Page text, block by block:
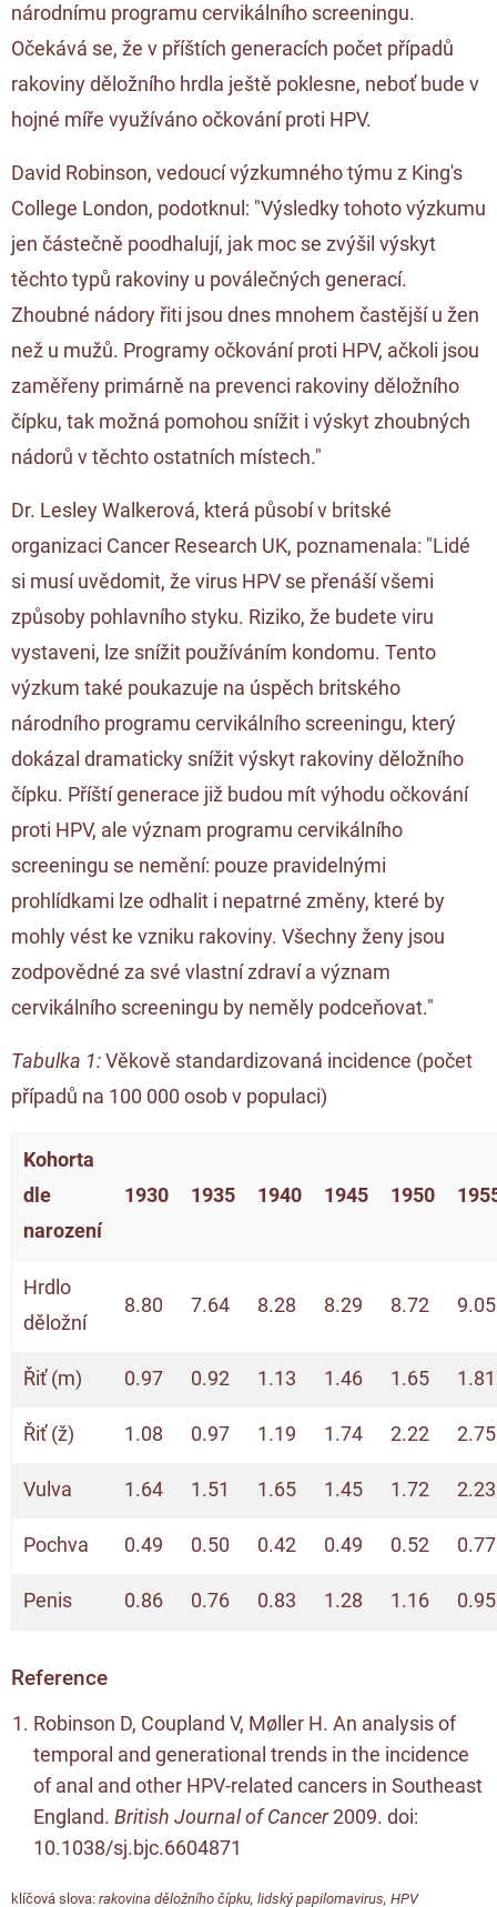
národnímu programu cervikálního screeningu.
Očekává se, že v příštích generacích počet případů
rakoviny děložního hrdla ještě poklesne, neboť bude v
hojné míře využíváno očkování proti HPV.
David Robinson, vedoucí výzkumného týmu z King's
College London, podotknul: "Výsledky tohoto výzkumu
jen částečně poodhalují, jak moc se zvýšil výskyt
těchto typů rakoviny u poválečných generací.
Zhoubné nádory řiti jsou dnes mnohem častější u žen
než u mužů. Programy očkování proti HPV, ačkoli jsou
zaměřeny primárně na prevenci rakoviny děložního
čípku, tak možná pomohou snížit i výskyt zhoubných
nádorů v těchto ostatních místech."
Dr. Lesley Walkerová, která působí v britské
organizaci Cancer Research UK, poznamenala: "Lidé
si musí uvědomit, že virus HPV se přenáší všemi
způsoby pohlavního styku. Riziko, že budete viru
vystaveni, lze snížit používáním kondomu. Tento
výzkum také poukazuje na úspěch britského
národního programu cervikálního screeningu, který
dokázal dramaticky snížit výskyt rakoviny děložního
čípku. Příští generace již budou mít výhodu očkování
proti HPV, ale význam programu cervikálního
screeningu se nemění: pouze pravidelnými
prohlídkami lze odhalit i nepatrné změny, které by
mohly vést ke vzniku rakoviny. Všechny ženy jsou
zodpovědné za své vlastní zdraví a význam
cervikálního screeningu by neměly podceňovat."
Tabulka 1:Věkově standardizovaná incidence (počet
případů na 100 000 osob v populaci)
Kohorta
dle
narození
1930 1935 1940 1945 1950
Hrdlo
děložní
8.80 7.64 8.28 8.29 8.72 9.05
Řiť (m) 0.97 0.92 1.13 1.46 1.65 1.81
Řiť (ž) 1.08 0.97 1.19 1.74 2.22 2.75
Vulva 1.64 1.51 1.65 1.45 1.72 2.23
Pochva 0.49 0.50 0.42 0.49 0.52 0.77
Penis 0.86 0.76 0.83 1.28 1.16 0.95
Reference
Robinson D, Coupland V, Møller H. An analysis of
temporal and generational trends in the incidence
of anal and other HPV-related cancers in Southeast
England. British Journal of Cancer2009. doi:
10.1038/sj.bjc.6604871
klíčová slova: rakovina děložního čípku, lidský papilomavirus, HPV